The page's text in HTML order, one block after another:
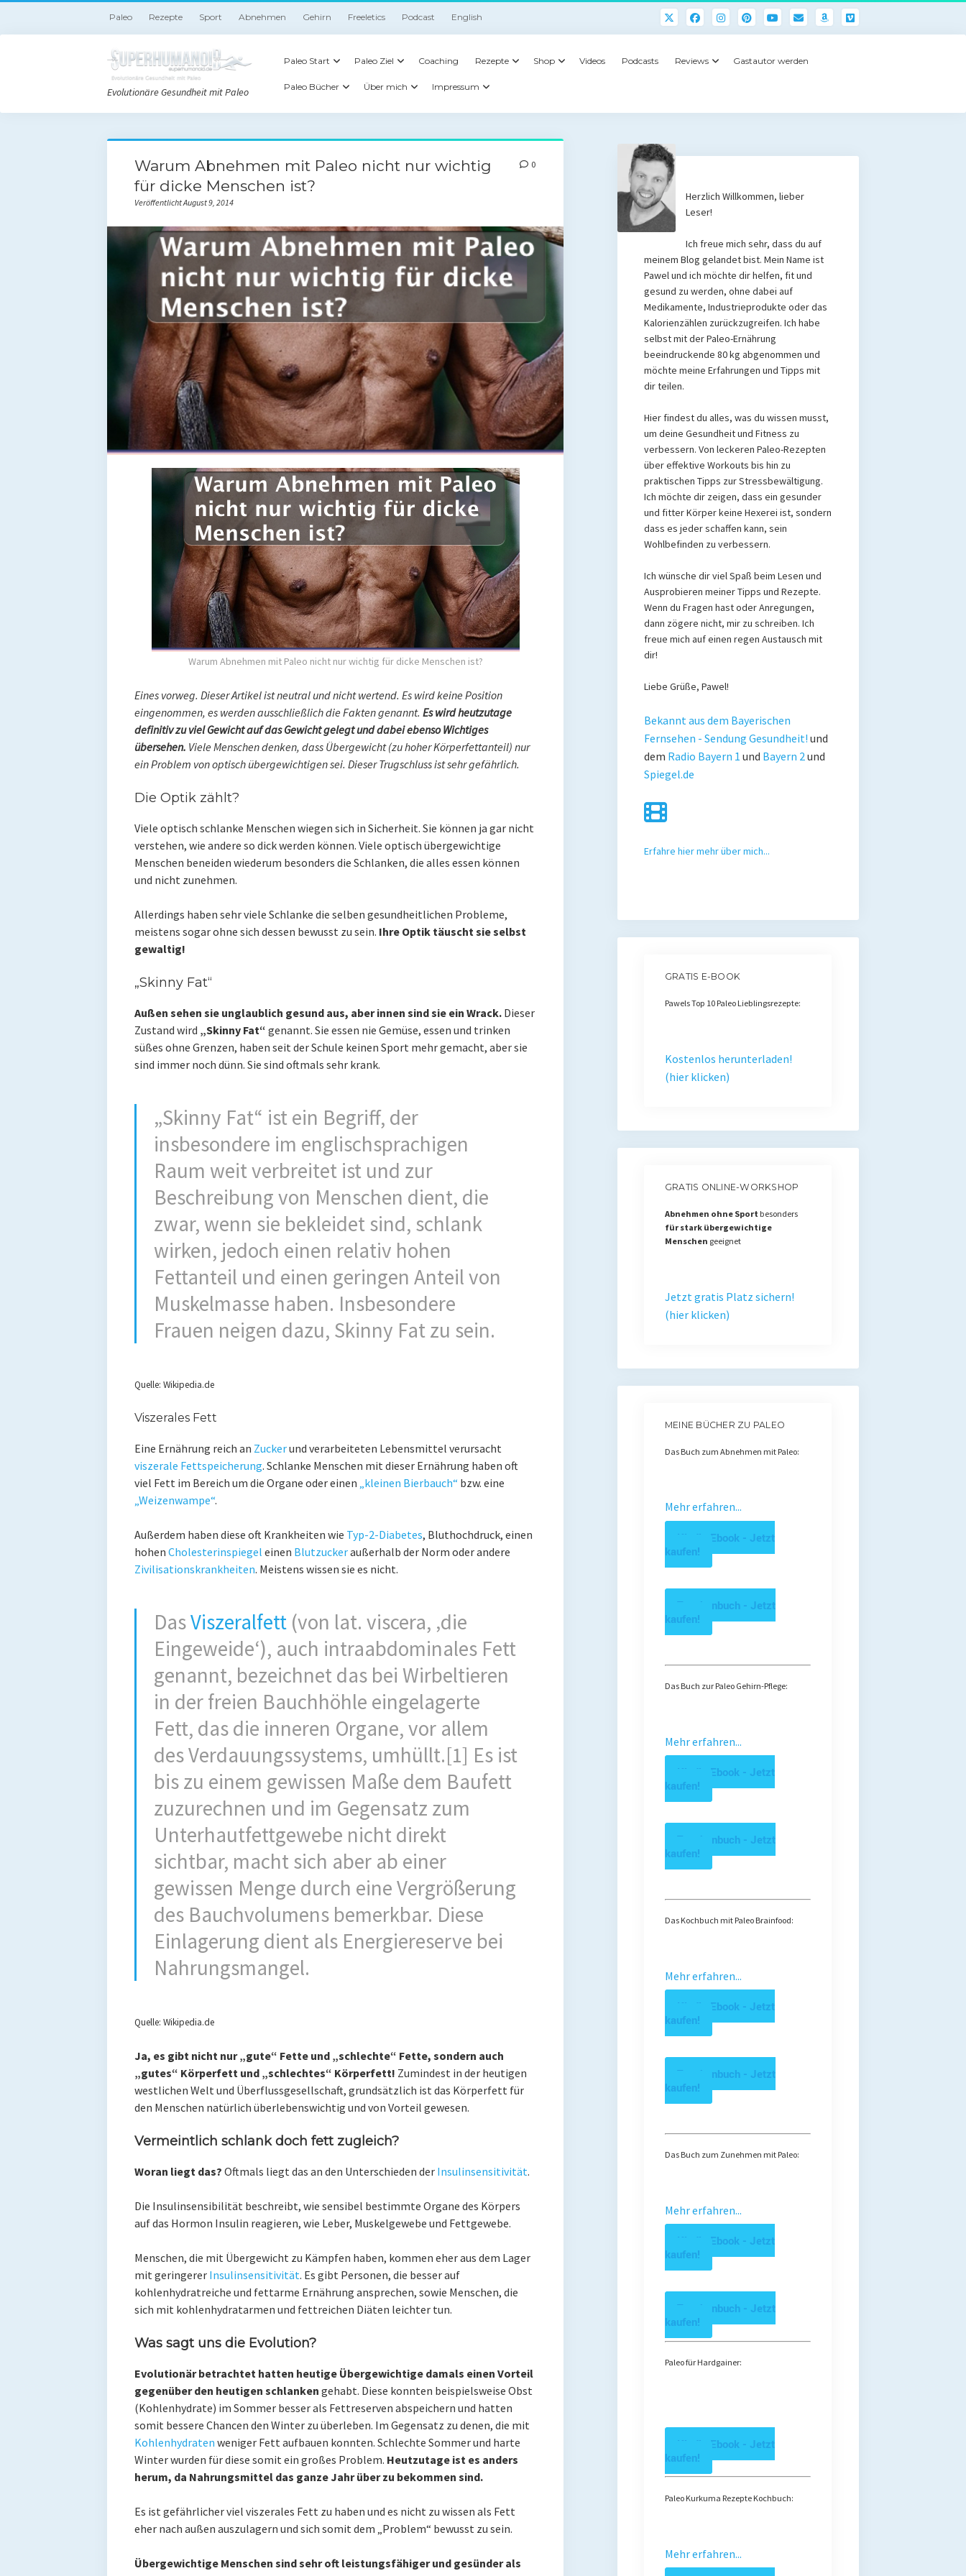
Paleo Rezepte Sport Abnehmen Gehirn Freeletics Podcast English
Evolutionäre Gesundheit mit Paleo
Paleo Start Paleo Ziel Coaching Rezepte Shop Videos Podcasts Reviews Gastautor werden
Paleo Bücher Über mich Impressum
Warum Abnehmen mit Paleo nicht nur wichtig
für dicke Menschen ist?
Veröffentlicht August 9, 2014
0
Warum Abnehmen mit Paleo nicht nur wichtig für dicke Menschen ist?
Eines vorweg. Dieser Artikel ist neutral und nicht wertend. Es wird keine Position
eingenommen, es werden ausschließlich die Fakten genannt. Es wird heutzutage
definitiv zu viel Gewicht auf das Gewicht gelegt und dabei ebenso Wichtiges
übersehen. Viele Menschen denken, dass Übergewicht (zu hoher Körperfettanteil) nur
ein Problem von optisch übergewichtigen sei. Dieser Trugschluss ist sehr gefährlich.
Die Optik zählt?
Viele optisch schlanke Menschen wiegen sich in Sicherheit. Sie können ja gar nicht
verstehen, wie andere so dick werden können. Viele optisch übergewichtige
Menschen beneiden wiederum besonders die Schlanken, die alles essen können
und nicht zunehmen.
Allerdings haben sehr viele Schlanke die selben gesundheitlichen Probleme,
meistens sogar ohne sich dessen bewusst zu sein. Ihre Optik täuscht sie selbst
gewaltig!
„Skinny Fat“
Außen sehen sie unglaublich gesund aus, aber innen sind sie ein Wrack.Dieser
Zustand wird „Skinny Fat“ genannt. Sie essen nie Gemüse, essen und trinken
süßes ohne Grenzen, haben seit der Schule keinen Sport mehr gemacht, aber sie
sind immer noch dünn. Sie sind oftmals sehr krank.
„Skinny Fat“ ist ein Begriff, der
insbesondere im englischsprachigen
Raum weit verbreitet ist und zur
Beschreibung von Menschen dient, die
zwar, wenn sie bekleidet sind, schlank
wirken, jedoch einen relativ hohen
Fettanteil und einen geringen Anteil von
Muskelmasse haben. Insbesondere
Frauen neigen dazu, Skinny Fat zu sein.
Quelle: Wikipedia.de
Viszerales Fett
Eine Ernährung reich an Zuckerund verarbeiteten Lebensmittel verursacht
viszerale Fettspeicherung. Schlanke Menschen mit dieser Ernährung haben oft
viel Fett im Bereich um die Organe oder einen „kleinen Bierbauch“ bzw. eine
„Weizenwampe“.
Außerdem haben diese oft Krankheiten wie Typ-2-Diabetes, Bluthochdruck, einen
hohen Cholesterinspiegel einen Blutzuckeraußerhalb der Norm oder andere
Zivilisationskrankheiten. Meistens wissen sie es nicht.
DasViszeralfett(von lat. viscera, ‚die
Eingeweide‘), auch intraabdominales Fett
genannt, bezeichnet das bei Wirbeltieren
in der freien Bauchhöhle eingelagerte
Fett, das die inneren Organe, vor allem
des Verdauungssystems, umhüllt.[1] Es ist
bis zu einem gewissen Maße dem Baufett
zuzurechnen und im Gegensatz zum
Unterhautfettgewebe nicht direkt
sichtbar, macht sich aber ab einer
gewissen Menge durch eine Vergrößerung
des Bauchvolumens bemerkbar. Diese
Einlagerung dient als Energiereserve bei
Nahrungsmangel.
Quelle: Wikipedia.de
Ja, es gibt nicht nur „gute“ Fette und „schlechte“ Fette, sondern auch
„gutes“ Körperfett und „schlechtes“ Körperfett! Zumindest in der heutigen
westlichen Welt und Überflussgesellschaft, grundsätzlich ist das Körperfett für
den Menschen natürlich überlebenswichtig und von Vorteil gewesen.
Vermeintlich schlank doch fett zugleich?
Woran liegt das? Oftmals liegt das an den Unterschieden der Insulinsensitivität.
Die Insulinsensibilität beschreibt, wie sensibel bestimmte Organe des Körpers
auf das Hormon Insulin reagieren, wie Leber, Muskelgewebe und Fettgewebe.
Menschen, die mit Übergewicht zu Kämpfen haben, kommen eher aus dem Lager
mit geringerer Insulinsensitivität. Es gibt Personen, die besser auf
kohlenhydratreiche und fettarme Ernährung ansprechen, sowie Menschen, die
sich mit kohlenhydratarmen und fettreichen Diäten leichter tun.
Was sagt uns die Evolution?
Evolutionär betrachtet hatten heutige Übergewichtige damals einen Vorteil
gegenüber den heutigen schlanken gehabt. Diese konnten beispielsweise Obst
(Kohlenhydrate) im Sommer besser als Fettreserven abspeichern und hatten
somit bessere Chancen den Winter zu überleben. Im Gegensatz zu denen, die mit
Kohlenhydraten weniger Fett aufbauen konnten. Schlechte Sommer und harte
Winter wurden für diese somit ein großes Problem. Heutzutage ist es anders
herum, da Nahrungsmittel das ganze Jahr über zu bekommen sind.
Es ist gefährlicher viel viszerales Fett zu haben und es nicht zu wissen als Fett
eher nach außen auszulagern und sich somit dem „Problem“ bewusst zu sein.
Übergewichtige Menschen sind sehr oft leistungsfähiger und gesünder als
Herzlich Willkommen, lieber
Leser!
Ich freue mich sehr, dass du auf
meinem Blog gelandet bist. Mein Name ist
Pawel und ich möchte dir helfen, fit und
gesund zu werden, ohne dabei auf
Medikamente, Industrieprodukte oder das
Kalorienzählen zurückzugreifen. Ich habe
selbst mit der Paleo-Ernährung
beeindruckende 80 kg abgenommen und
möchte meine Erfahrungen und Tipps mit
dir teilen.
Hier findest du alles, was du wissen musst,
um deine Gesundheit und Fitness zu
verbessern. Von leckeren Paleo-Rezepten
über effektive Workouts bis hin zu
praktischen Tipps zur Stressbewältigung.
Ich möchte dir zeigen, dass ein gesunder
und fitter Körper keine Hexerei ist, sondern
dass es jeder schaffen kann, sein
Wohlbefinden zu verbessern.
Ich wünsche dir viel Spaß beim Lesen und
Ausprobieren meiner Tipps und Rezepte.
Wenn du Fragen hast oder Anregungen,
dann zögere nicht, mir zu schreiben. Ich
freue mich auf einen regen Austausch mit
dir!
Liebe Grüße, Pawel!
Bekannt aus dem Bayerischen
Fernsehen - Sendung Gesundheit! und
dem Radio Bayern 1 und Bayern 2und
Spiegel.de
Erfahre hier mehr über mich...
GRATIS E-BOOK
Pawels Top 10 Paleo Lieblingsrezepte:
Kostenlos herunterladen!
(hier klicken)
GRATIS ONLINE-WORKSHOP
Abnehmen ohne Sport besonders
für stark übergewichtige
Menschen geeignet
Jetzt gratis Platz sichern!
(hier klicken)
MEINE BÜCHER ZU PALEO
Das Buch zum Abnehmen mit Paleo:
Mehr erfahren...
Kindle Ebook - Jetzt
kaufen!
Taschenbuch - Jetzt
kaufen!
Das Buch zur Paleo Gehirn-Pflege:
Mehr erfahren...
Kindle Ebook - Jetzt
kaufen!
Taschenbuch - Jetzt
kaufen!
Das Kochbuch mit Paleo Brainfood:
Mehr erfahren...
Kindle Ebook - Jetzt
kaufen!
Taschenbuch - Jetzt
kaufen!
Das Buch zum Zunehmen mit Paleo:
Mehr erfahren...
Kindle Ebook - Jetzt
kaufen!
Taschenbuch - Jetzt
kaufen!
Paleo für Hardgainer:
Kindle Ebook - Jetzt
kaufen!
Paleo Kurkuma Rezepte Kochbuch:
Mehr erfahren...